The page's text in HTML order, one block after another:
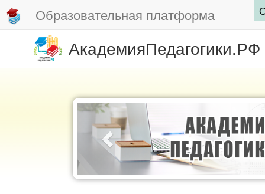
Образовательная платформа
АкадемияПедагогики.РФ